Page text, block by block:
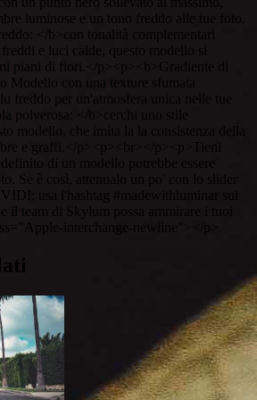
luminose e un tono freddo alle tue foto.
</b>con tonalità complementari
e luci calde, questo modello si
piani di fiori.</p><p><b>Gradiente di
Modello con una texture sfumata
freddo per un'atmosfera unica nelle tue
polverosa: </b>cerchi uno stile
modello, che imita la la consistenza della
e graffi.</p><p><br></p><p>Tieni
di un modello potrebbe essere
Se è così, attenualo un po' con lo slider
usa l'hashtag #madewithluminar sui
il team di Skylum possa ammirare i tuoi
interchange-newline"></p>